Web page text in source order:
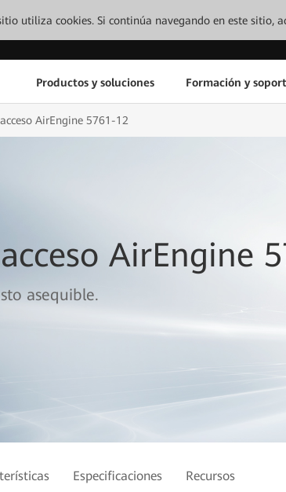
utiliza cookies. Si continúa navegando en este sitio,
Productos y soluciones Formación y
AirEngine 5761-12
AirEngine
asequible.
Especificaciones Recursos